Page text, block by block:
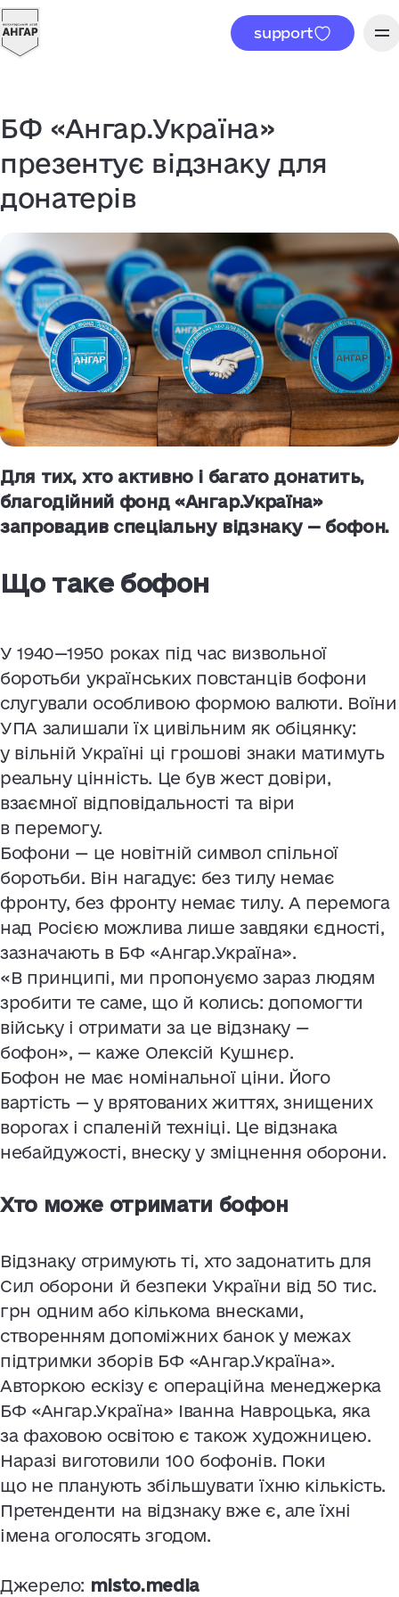
support
БФ «Ангар.Україна»
презентує відзнаку для
донатерів
Для тих, хто активно і багато донатить,
благодійний фонд «Ангар.Україна»
запровадив спеціальну відзнаку — бофон.
Що таке бофон
У 1940—1950 роках під час визвольної
боротьби українських повстанців бофони
слугували особливою формою валюти. Воїни
УПА залишали їх цивільним як обіцянку:
у вільній Україні ці грошові знаки матимуть
реальну цінність. Це був жест довіри,
взаємної відповідальності та віри
в перемогу.
Бофони — це новітній символ спільної
боротьби. Він нагадує: без тилу немає
фронту, без фронту немає тилу. А перемога
над Росією можлива лише завдяки єдності,
зазначають в БФ «Ангар.Україна».
«В принципі, ми пропонуємо зараз людям
зробити те саме, що й колись: допомогти
війську і отримати за це відзнаку —
бофон», — каже Олексій Кушнєр.
Бофон не має номінальної ціни. Його
вартість — у врятованих життях, знищених
ворогах і спаленій техніці. Це відзнака
небайдужості, внеску у зміцнення оборони.
Хто може отримати бофон
Відзнаку отримують ті, хто задонатить для
Сил оборони й безпеки України від 50 тис.
грн одним або кількома внесками,
створенням допоміжних банок у межах
підтримки зборів БФ «Ангар.Україна».
Авторкою ескізу є операційна менеджерка
БФ «Ангар.Україна» Іванна Навроцька, яка
за фаховою освітою є також художницею.
Наразі виготовили 100 бофонів. Поки
що не планують збільшувати їхню кількість.
Претенденти на відзнаку вже є, але їхні
імена оголосять згодом.
Джерело: misto.media